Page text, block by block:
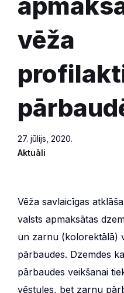
vēža
27. jūlijs, 2020.
Aktuāli
Vēža savlaicīgas
valsts apmaksātas
un zarnu (kolorektālā)
pārbaudes. Dzemdes
pārbaudes veikšanai
vēstules, bet zarnu